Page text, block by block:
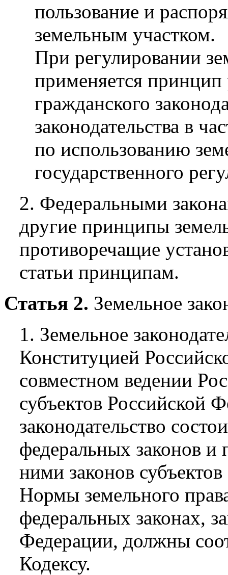
пользование и
земельным участком.
При регулировании
применяется принцип
гражданского
законодательства в
по использованию
государственного
2. Федеральными
другие принципы
противоречащие
статьи принципам.
Статья 2. Земельное
1. Земельное
Конституцией
совместном ведении
субъектов Российской
законодательство
федеральных законов и
ними законов
Нормы земельного
федеральных законах,
Федерации, должны
Кодексу.